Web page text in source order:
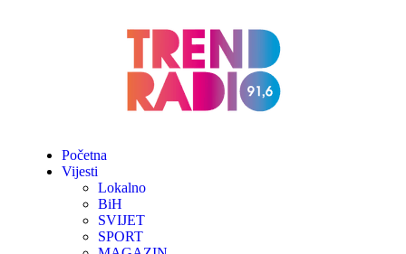
Početna
Vijesti
Lokalno
BiH
SVIJET
SPORT